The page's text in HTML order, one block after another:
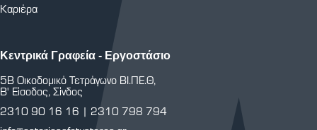
Καριέρα
Κεντρικά Γραφεία - Εργοστάσιο
5Β Οικοδομικό Τετράγωνο ΒΙ.ΠΕ.Θ,
Β' Είσοδος, Σίνδος
2310 90 16 16 | 2310 798 794